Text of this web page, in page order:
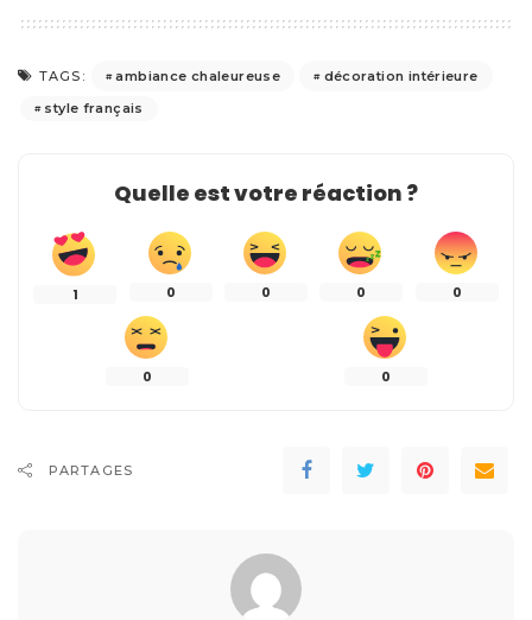
TAGS: ambiance chaleureuse
décoration intérieure
style français
Quelle est votre réaction ?
1 0 0 0 0
0 0
PARTAGES